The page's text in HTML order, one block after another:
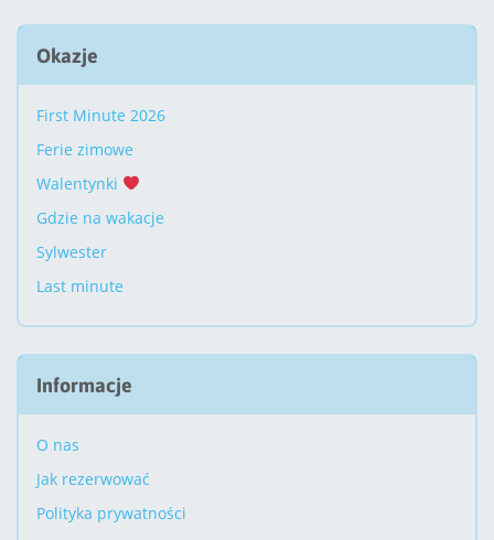
Okazje
First Minute 2026
Ferie zimowe
Walentynki
Gdzie na wakacje
Sylwester
Last minute
Informacje
O nas
Jak rezerwować
Polityka prywatności